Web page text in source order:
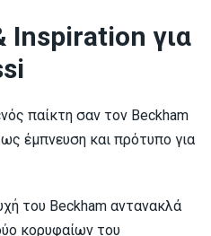
Inspiration για
παίκτη σαν τον Beckham
έμπνευση και πρότυπο για
του Beckham αντανακλά
κορυφαίων του